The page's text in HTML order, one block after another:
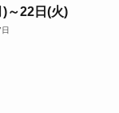
)～22日(火)